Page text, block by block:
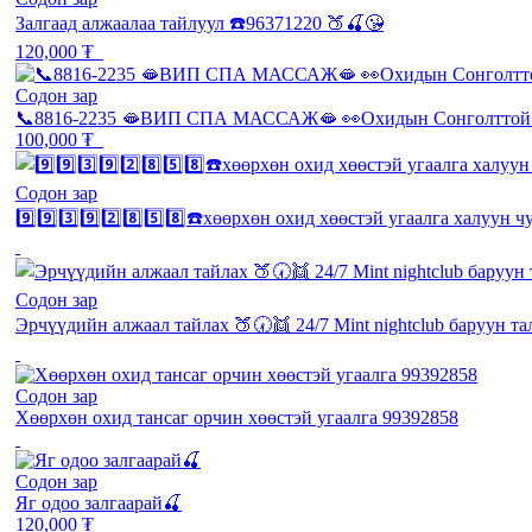
Залгаад алжаалаа тайлуул ☎️96371220 🍑🍒😘
120,000 ₮
Содон зар
📞8816-2235 🫦ВИП СПА МАССАЖ🫦 👀Охидын Сонголттой
100,000 ₮
Содон зар
9️⃣9️⃣3️⃣9️⃣2️⃣8️⃣5️⃣8️⃣☎️хөөрхөн охид хөөстэй угаалга халуун
Содон зар
Эрчүүдийн алжаал тайлах 🍑🕢👯 24/7 Mint nightclub баруун
Содон зар
Хөөрхөн охид тансаг орчин хөөстэй угаалга 99392858
Содон зар
Яг одоо залгаарай🍒
120,000 ₮